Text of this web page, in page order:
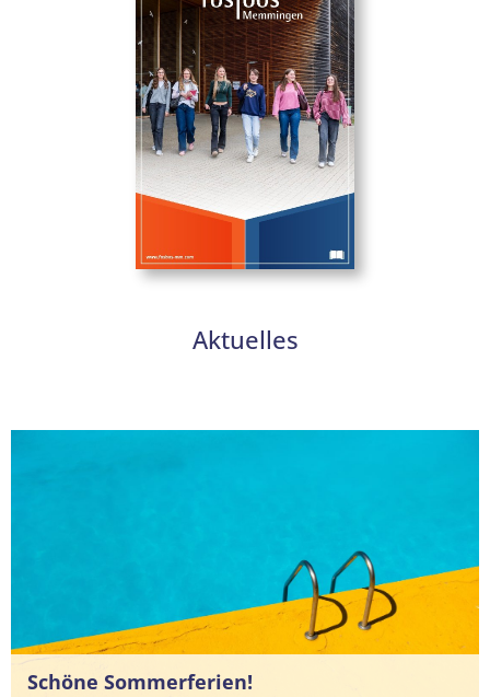
Aktuelles
Schöne Sommerferien!